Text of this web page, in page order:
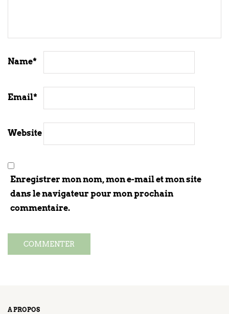
Name*
Email*
Website
Enregistrer mon nom, mon e-mail et mon site
dans le navigateur pour mon prochain
commentaire.
A PROPOS